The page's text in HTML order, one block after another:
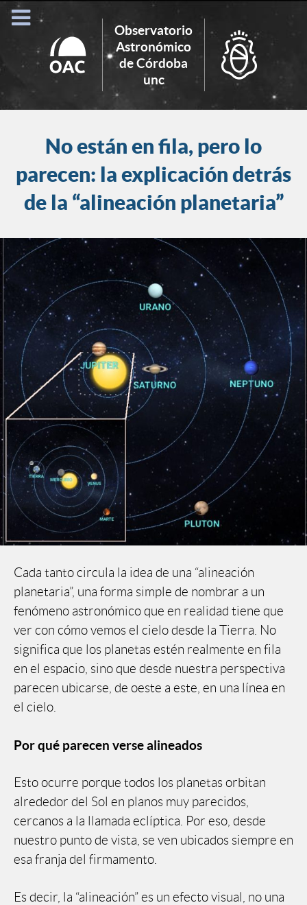
Observatorio
Astronómico
de Córdoba
unc
Search
for:
No están en fila, pero lo
parecen: la explicación detrás
de la “alineación planetaria”
Cada tanto circula la idea de una “alineación
planetaria”, una forma simple de nombrar a un
fenómeno astronómico que en realidad tiene que
ver con cómo vemos el cielo desde la Tierra. No
significa que los planetas estén realmente en fila
en el espacio, sino que desde nuestra perspectiva
parecen ubicarse, de oeste a este, en una línea en
el cielo.
Por qué parecen verse alineados
Esto ocurre porque todos los planetas orbitan
alrededor del Sol en planos muy parecidos,
cercanos a la llamada eclíptica. Por eso, desde
nuestro punto de vista, se ven ubicados siempre en
esa franja del firmamento.
Es decir, la “alineación” es un efecto visual, no una